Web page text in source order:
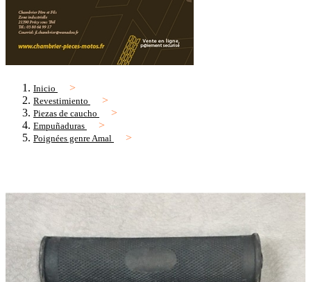
Inicio
Revestimiento
Piezas de caucho
Empuñaduras
Poignées genre Amal